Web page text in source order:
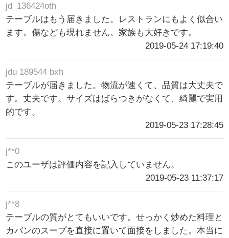
jd_136424oth
テーブルはもう届きました。レストランにもよく似合い
ます。傷なども現れません。家族も大好きです。
2019-05-24 17:19:40
jdu 189544 bxh
テーブルが届きました。物流が速くて、品質は大丈夫で
す。丈夫です。サイズはばらつきがなくて、綺麗で実用
的です。
2019-05-23 17:28:45
j**0
このユーザは評価内容を記入していません。
2019-05-23 11:37:17
j**8
テーブルの質がとてもいいです。せっかく炒めた料理と
カバンのスープを直接に置いて面接をしました。本当に